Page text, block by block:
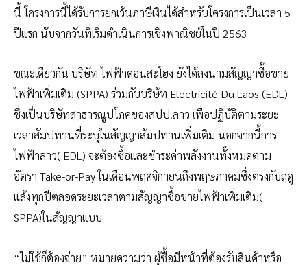
นี้ โครงการนี้ได้รับการยกเว้นภาษีเงินได้สำหรับโครงการเป็นเวลา 5
ปีแรก นับจากวันที่เริ่มดำเนินการเชิงพาณิชย์ในปี 2563
ขณะเดียวกัน บริษัท ไฟฟ้าดอนสะโฮง ยังได้ลงนามสัญญาซื้อขาย
ไฟฟ้าเพิ่มเติม (SPPA) ร่วมกับบริษัท Electricité Du Laos (EDL)
ซึ่งเป็นบริษัทสาธารณูปโภคของสปป.ลาว เพื่อปฏิบัติตามระยะ
เวลาสัมปทานที่ระบุในสัญญาสัมปทานเพิ่มเติม นอกจากนี้การ
ไฟฟ้าลาว( EDL) จะต้องซื้อและชำระค่าพลังงานทั้งหมดตาม
อัตรา Take-or-Pay ในเดือนพฤศจิกายนถึงพฤษภาคมซึ่งตรงกับฤดู
แล้งทุกปีตลอดระยะเวลาตามสัญญาซื้อขายไฟฟ้าเพิ่มเติม(
SPPA)ในสัญญาแบบ
“ไม่ใช้ก็ต้องจ่าย” หมายความว่า ผู้ซื้อมีหน้าที่ต้องรับสินค้าหรือ